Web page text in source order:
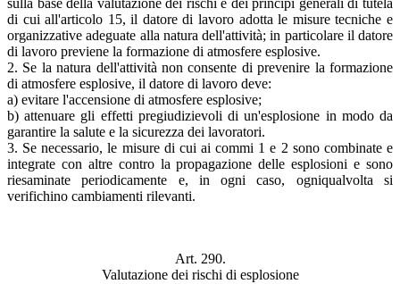
sulla base della valutazione dei rischi e dei principi generali di tutela
di cui all'articolo 15, il datore di lavoro adotta le misure tecniche e
organizzative adeguate alla natura dell'attività; in particolare il datore
di lavoro previene la formazione di atmosfere esplosive.
2. Se la natura dell'attività non consente di prevenire la formazione
di atmosfere esplosive, il datore di lavoro deve:
a) evitare l'accensione di atmosfere esplosive;
b) attenuare gli effetti pregiudizievoli di un'esplosione in modo da
garantire la salute e la sicurezza dei lavoratori.
3. Se necessario, le misure di cui ai commi 1 e 2 sono combinate e
integrate con altre contro la propagazione delle esplosioni e sono
riesaminate periodicamente e, in ogni caso, ogniqualvolta si
verifichino cambiamenti rilevanti.
Art. 290.
Valutazione dei rischi di esplosione